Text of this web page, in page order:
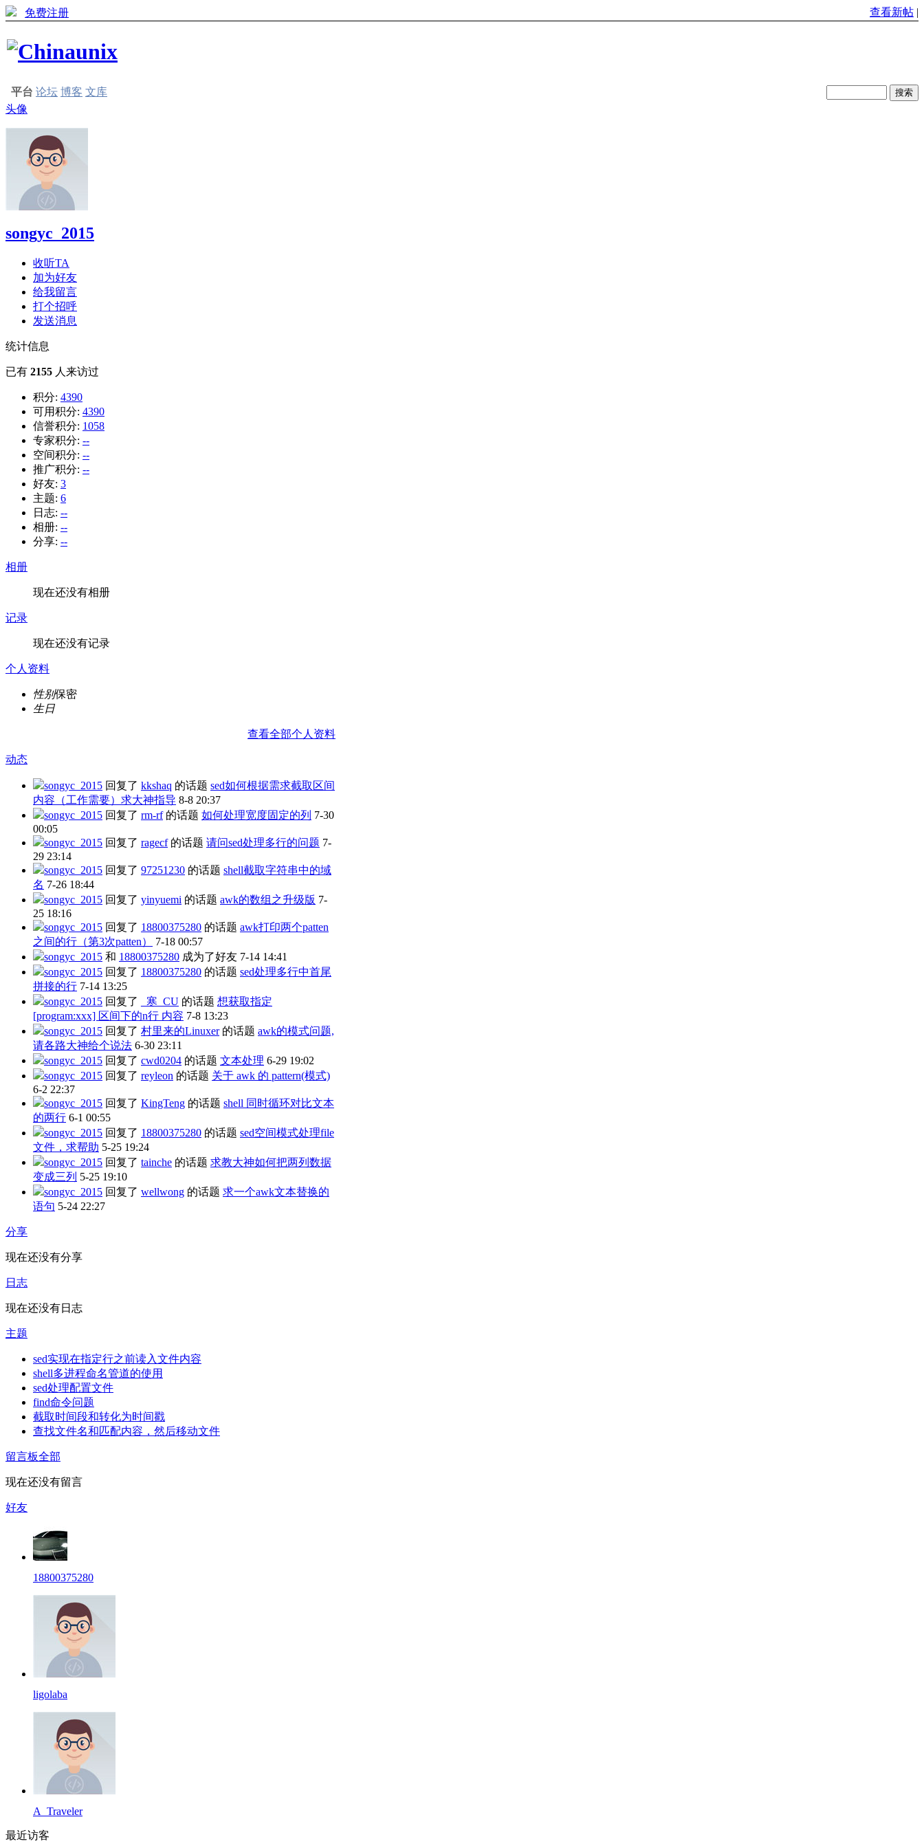
免费注册 查看新帖 |
平台 论坛 博客 文库
头像
songyc_2015
收听TA
加为好友
给我留言
打个招呼
发送消息
统计信息
已有 2155 人来访过
积分: 4390
可用积分: 4390
信誉积分: 1058
专家积分: --
空间积分: --
推广积分: --
好友: 3
主题: 6
日志: --
相册: --
分享: --
相册
现在还没有相册
记录
现在还没有记录
个人资料
性别保密
生日
查看全部个人资料
动态
songyc_2015 回复了 kkshaq 的话题 sed如何根据需求截取区间
内容（工作需要）求大神指导 8-8 20:37
songyc_2015 回复了 rm-rf的话题 如何处理宽度固定的列 7-30
00:05
songyc_2015 回复了 ragecf的话题 请问sed处理多行的问题 7-
29 23:14
songyc_2015 回复了 97251230 的话题 shell截取字符串中的域
名 7-26 18:44
songyc_2015 回复了 yinyuemi 的话题 awk的数组之升级版 7-
25 18:16
songyc_2015 回复了 18800375280 的话题 awk打印两个patten
之间的行（第3次patten）
7-18 00:57
songyc_2015 和 18800375280 成为了好友 7-14 14:41
songyc_2015 回复了 18800375280 的话题 sed处理多行中首尾
拼接的行 7-14 13:25
songyc_2015 回复了 _寒_CU 的话题 想获取指定
[program:xxx] 区间下的n行 内容 7-8 13:23
songyc_2015 回复了 村里来的Linuxer的话题 awk的模式问题,
请各路大神给个说法 6-30 23:11
songyc_2015 回复了 cwd0204 的话题 文本处理 6-29 19:02
songyc_2015 回复了 reyleon 的话题 关于 awk 的 pattern(模式)
6-2 22:37
songyc_2015 回复了 KingTeng 的话题 shell 同时循环对比文本
的两行 6-1 00:55
songyc_2015 回复了 18800375280 的话题 sed空间模式处理file
文件，求帮助 5-25 19:24
songyc_2015 回复了 tainche 的话题 求教大神如何把两列数据
变成三列 5-25 19:10
songyc_2015 回复了 wellwong 的话题 求一个awk文本替换的
语句 5-24 22:27
分享
现在还没有分享
日志
现在还没有日志
主题
sed实现在指定行之前读入文件内容
shell多进程命名管道的使用
sed处理配置文件
find命令问题
截取时间段和转化为时间戳
查找文件名和匹配内容，然后移动文件
留言板全部
现在还没有留言
好友
18800375280
ligolaba
A_Traveler
最近访客